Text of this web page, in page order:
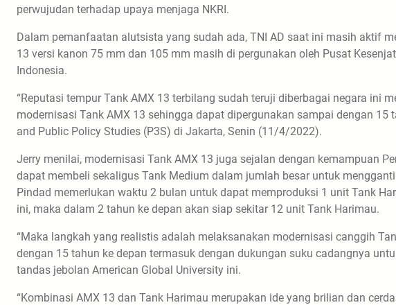
perwujudan terhadap upaya menjaga NKRI.
Dalam pemanfaatan alutsista yang sudah ada, TNI AD saat ini masih aktif
13 versi kanon 75 mm dan 105 mm masih di pergunakan oleh Pusat
Indonesia.
“Reputasi tempur Tank AMX 13 terbilang sudah teruji diberbagai negara ini
modernisasi Tank AMX 13 sehingga dapat dipergunakan sampai dengan 15
and Public Policy Studies (P3S) di Jakarta, Senin (11/4/2022).
Jerry menilai, modernisasi Tank AMX 13 juga sejalan dengan kemampuan
dapat membeli sekaligus Tank Medium dalam jumlah besar untuk
Pindad memerlukan waktu 2 bulan untuk dapat memproduksi 1 unit Tank
ini, maka dalam 2 tahun ke depan akan siap sekitar 12 unit Tank Harimau.
“Maka langkah yang realistis adalah melaksanakan modernisasi canggih
dengan 15 tahun ke depan termasuk dengan dukungan suku cadangnya
tandas jebolan American Global University ini.
“Kombinasi AMX 13 dan Tank Harimau merupakan ide yang brilian dan